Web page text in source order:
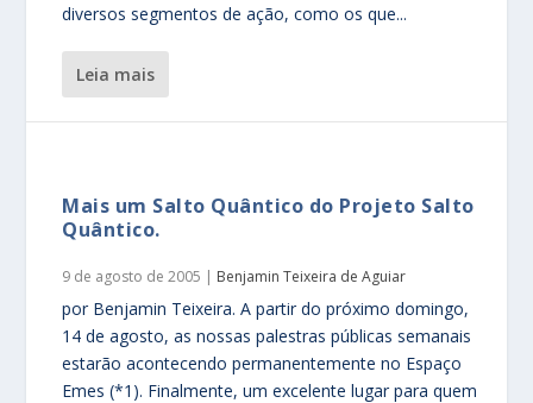
diversos segmentos de ação, como os que...
leia mais
Mais um Salto Quântico do Projeto Salto
Quântico.
9 de agosto de 2005 | Benjamin Teixeira de Aguiar
por Benjamin Teixeira. A partir do próximo domingo,
14 de agosto, as nossas palestras públicas semanais
estarão acontecendo permanentemente no Espaço
Emes (*1). Finalmente, um excelente lugar para quem